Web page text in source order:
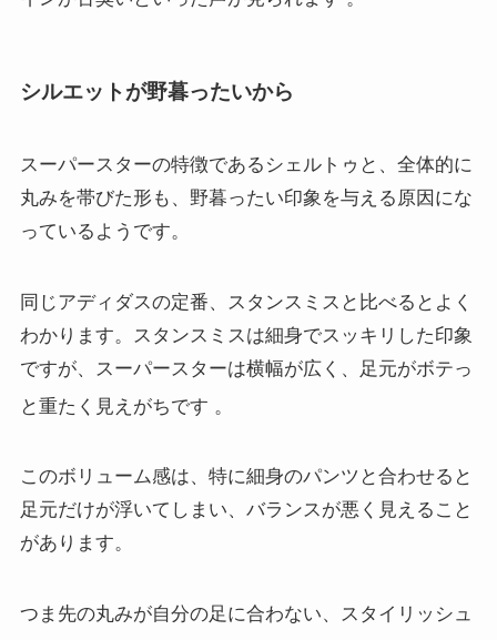
シルエットが野暮ったいから
スーパースターの特徴であるシェルトゥと、全体的に
丸みを帯びた形も、野暮ったい印象を与える原因にな
っているようです。
同じアディダスの定番、スタンスミスと比べるとよく
わかります。スタンスミスは細身でスッキリした印象
ですが、スーパースターは横幅が広く、足元がボテっ
と重たく見えがちです 。
このボリューム感は、特に細身のパンツと合わせると
足元だけが浮いてしまい、バランスが悪く見えること
があります。
つま先の丸みが自分の足に合わない、スタイリッシュ